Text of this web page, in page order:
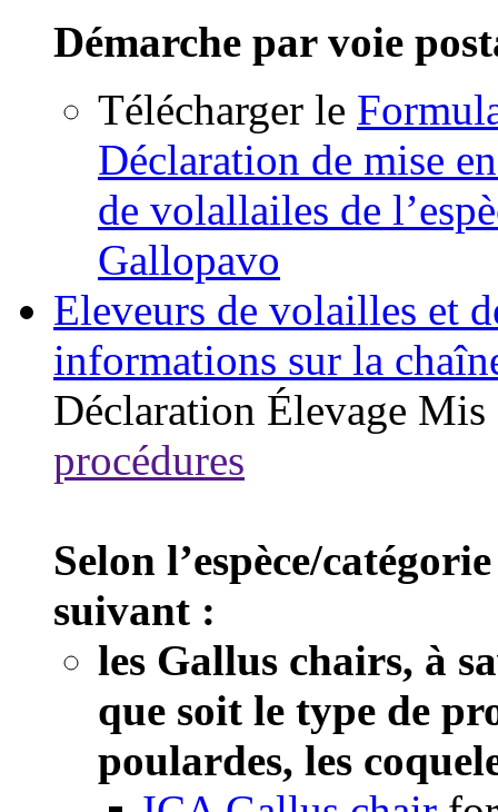
Démarche par voie
Télécharger le
Déclaration de mise
de volallailes de
Gallopavo
Eleveurs de volailles et
informations sur la
Déclaration Élevage Mis
procédures
Selon l’espèce/
suivant :
les Gallus chairs, à
que soit le type de
poulardes, les